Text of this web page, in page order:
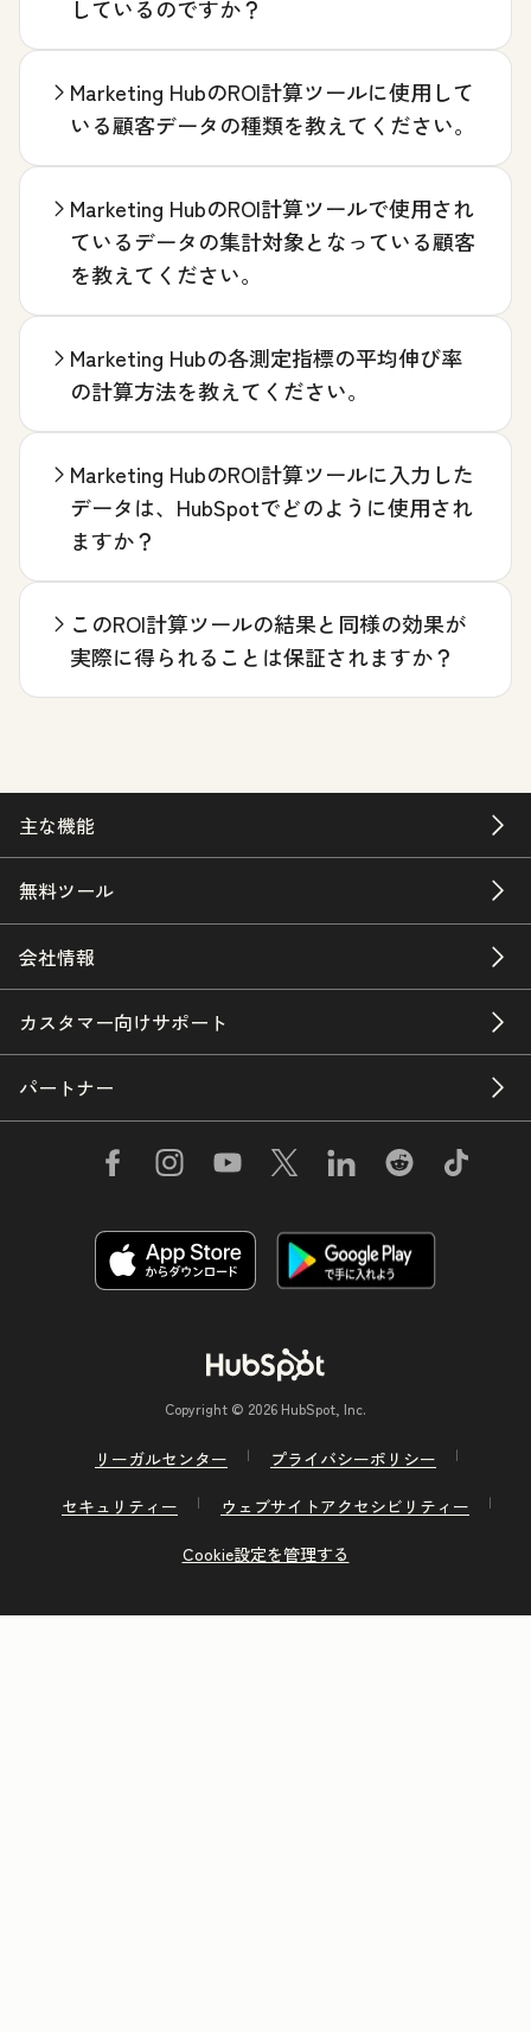
しているのですか？
Marketing HubのROI計算ツールに使用して
いる顧客データの種類を教えてください。
Marketing HubのROI計算ツールで使用され
ているデータの集計対象となっている顧客
を教えてください。
Marketing Hubの各測定指標の平均伸び率
の計算方法を教えてください。
Marketing HubのROI計算ツールに入力した
データは、HubSpotでどのように使用され
ますか？
このROI計算ツールの結果と同様の効果が
実際に得られることは保証されますか？
主な機能
無料ツール
会社情報
カスタマー向けサポート
パートナー
Copyright © 2026 HubSpot, Inc.
リーガルセンター
プライバシーポリシー
セキュリティー
ウェブサイトアクセシビリティー
Cookie設定を管理する